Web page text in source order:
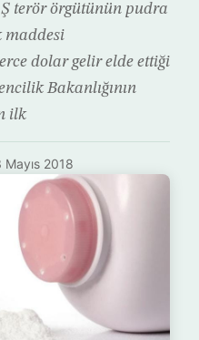
terör örgütünün pudra
maddesi
dolar gelir elde ettiği
Bakanlığının
ilk
Mayıs 2018